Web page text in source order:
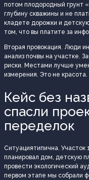
потом плодородный грунт
глубину скважины и не
кладете дорожки и
том, что вы платите за
Вторая провокация. Люди
анализ почвы на участке.
риски. Местами лучше
измерения. Это не красота.
Кейс без
спасли
переделок
Ситуациятипична. Участок
планировал дом, детскую
провести экологический
первом этапе мы собрали